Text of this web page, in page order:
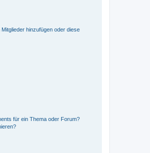
hinzufügen oder diese
für ein Thema oder Forum?